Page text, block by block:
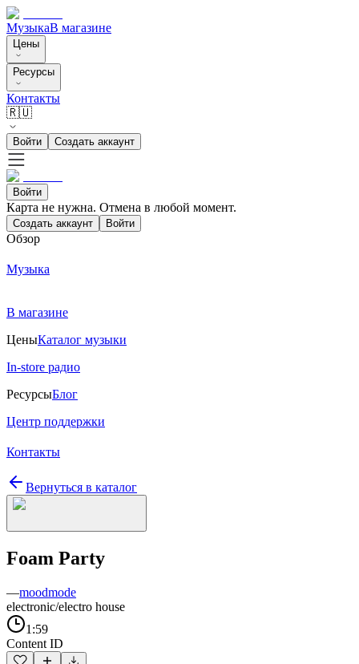
МузыкаВ магазине
Цены
Ресурсы
Контакты
🇷🇺
Войти Создать аккаунт
Войти
Карта не нужна. Отмена в любой момент.
Создать аккаунт Войти
Обзор
Музыка
В магазине
ЦеныКаталог музыки
In-store радио
РесурсыБлог
Центр поддержки
Контакты
Вернуться в каталог
Foam Party
—moodmode
electronic/electro house
1:59
Content ID